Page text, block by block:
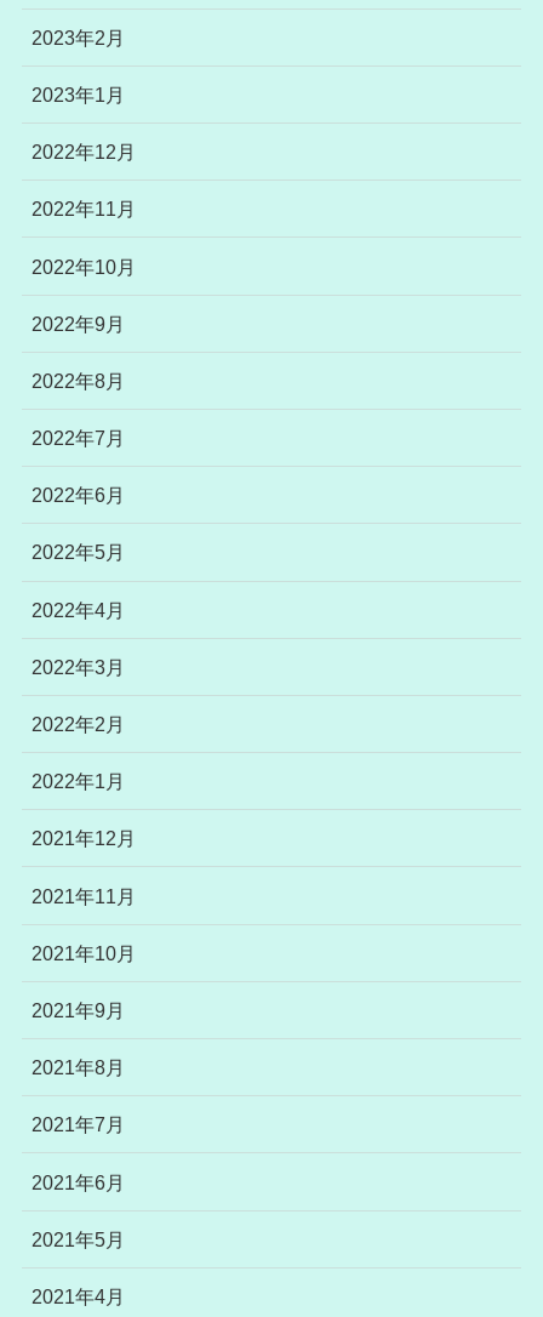
2023年2月
2023年1月
2022年12月
2022年11月
2022年10月
2022年9月
2022年8月
2022年7月
2022年6月
2022年5月
2022年4月
2022年3月
2022年2月
2022年1月
2021年12月
2021年11月
2021年10月
2021年9月
2021年8月
2021年7月
2021年6月
2021年5月
2021年4月